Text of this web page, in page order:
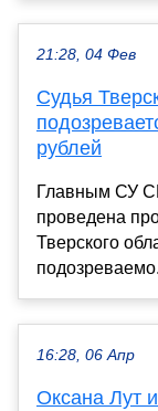
21:28, 04 Фев
Судья
рублей
Главным СУ
проведена
Тверского
16:28, 06 Апр
Оксана Лут